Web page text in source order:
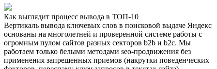
Как выглядит процесс вывода в ТОП-10
Вертикаль вывода ключевых слов в поисковой выдаче Яндекс
основаны на многолетней и проверенной системе работы с
огромным пулом сайтов разных секторов b2b и b2c. Мы
работаем только белыми методами seo-продвижения без
применения запрещенных приемов (накрутки поведенческих